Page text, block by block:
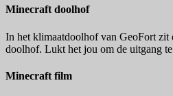
Minecraft doolhof
In het klimaatdoolhof van GeoFort zit
doolhof. Lukt het jou om de uitgang
Minecraft film